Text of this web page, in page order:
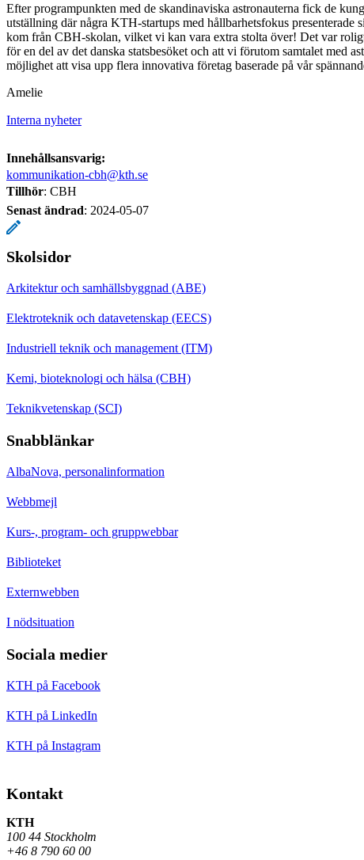
Efter programpunkten med de skandinaviska astronauterna fick de
utställning där några KTH-startups med hållbarhetsfokus presenterade
kom från CBH-skolan, vilket vi kan vara extra stolta över! Det var
för en del av det danska statsbesöket och att vi förutom samtalet med
möjlighet att visa upp flera innovativa företag baserade på vår
Amelie
Interna nyheter
Innehållsansvarig:
kommunikation-cbh@kth.se
Tillhör: CBH
Senast ändrad: 2024-05-07
Skolsidor
Arkitektur och samhällsbyggnad (ABE)
Elektroteknik och datavetenskap (EECS)
Industriell teknik och management (ITM)
Kemi, bioteknologi och hälsa (CBH)
Teknikvetenskap (SCI)
Snabblänkar
AlbaNova, personalinformation
Webbmejl
Kurs-, program- och gruppwebbar
Biblioteket
Externwebben
I nödsituation
Sociala medier
KTH på Facebook
KTH på LinkedIn
KTH på Instagram
Kontakt
KTH
100 44 Stockholm
+46 8 790 60 00